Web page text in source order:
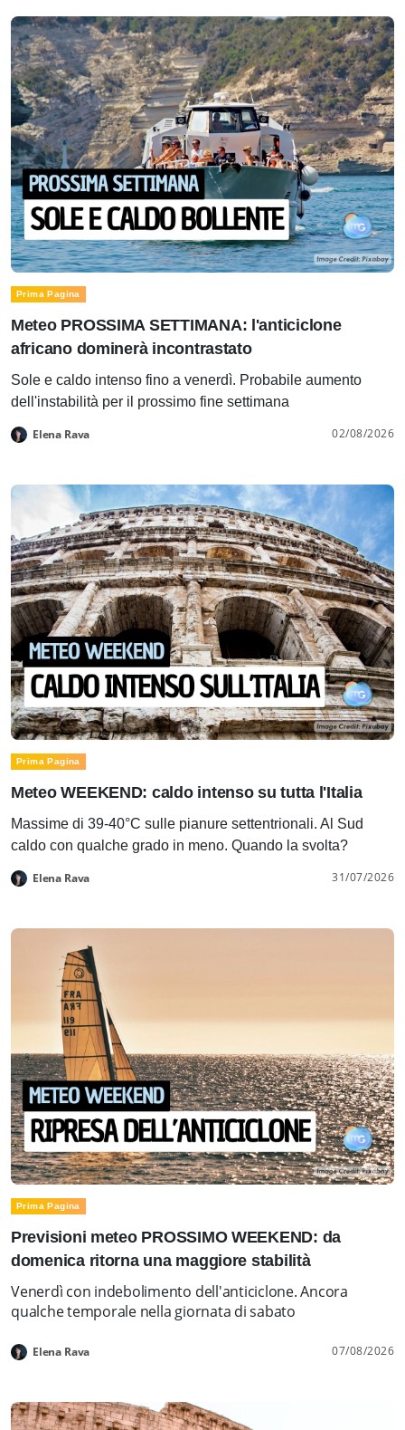
Prima Pagina
Meteo PROSSIMA SETTIMANA: l'anticiclone
africano dominerà incontrastato
Sole e caldo intenso fino a venerdì. Probabile aumento
dell'instabilità per il prossimo fine settimana
Elena Rava 02/08/2026
Prima Pagina
Meteo WEEKEND: caldo intenso su tutta l'Italia
Massime di 39-40°C sulle pianure settentrionali. Al Sud
caldo con qualche grado in meno. Quando la svolta?
Elena Rava 31/07/2026
Prima Pagina
Previsioni meteo PROSSIMO WEEKEND: da
domenica ritorna una maggiore stabilità
Venerdì con indebolimento dell'anticiclone. Ancora
qualche temporale nella giornata di sabato
Elena Rava 07/08/2026